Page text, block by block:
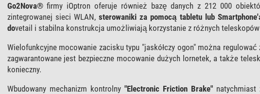
Go2Nova®firmy iOptron oferuje również bazę danych z 212 000
zintegrowanej sieci WLAN,sterowaniki za pomocą tabletu lub
dovetail i stabilna konstrukcja umożliwiają korzystanie z różnych
Wielofunkcyjne mocowanie zacisku typu "jaskółczy ogon" można
zagwarantowane jest bezpieczne mocowanie dużych lornetek, a także
konieczny.
Wbudowany mechanizm kontrolny "Electronic Friction Brake"natychmiast